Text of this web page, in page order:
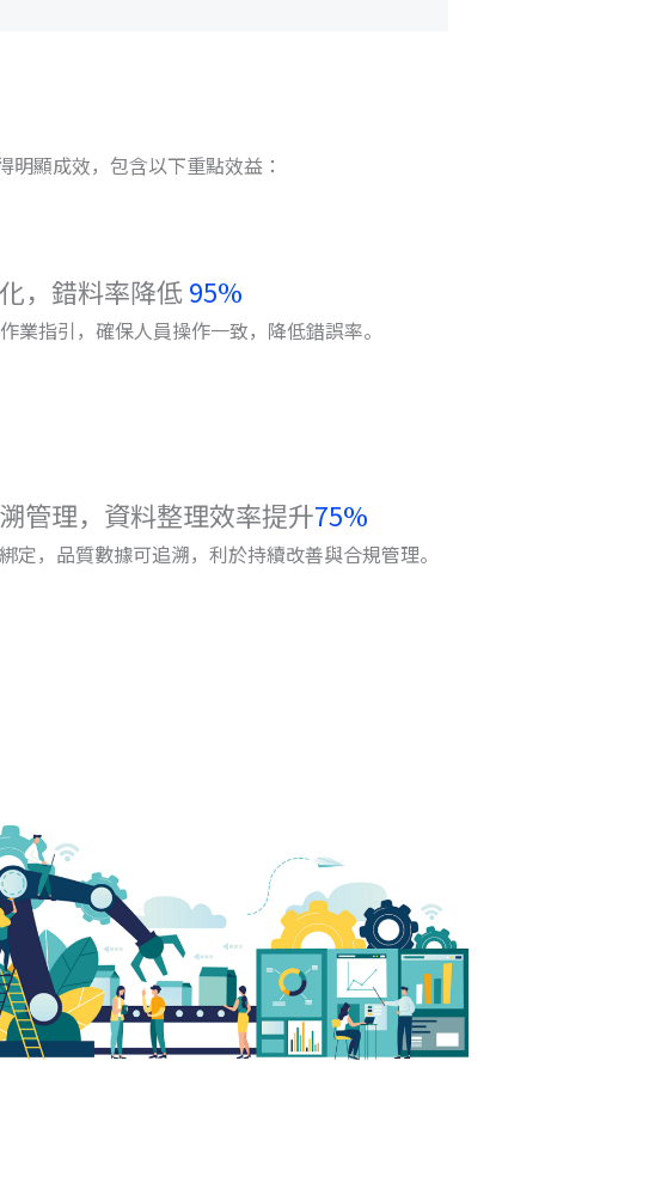
顯成效，包含以下重點效益：
，錯料率降低95%
業指引，確保人員操作一致，降低錯誤率。
管理，資料整理效率提升75%
定，品質數據可追溯，利於持續改善與合規管理。